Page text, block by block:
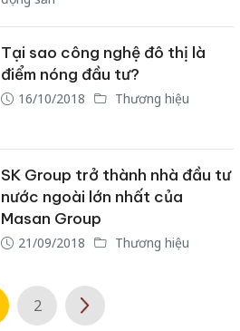
Tại sao công nghệ đô thị là
điểm nóng đầu tư?
16/10/2018 Thương hiệu
SK Group trở thành nhà đầu tư
nước ngoài lớn nhất của
Masan Group
21/09/2018 Thương hiệu
2